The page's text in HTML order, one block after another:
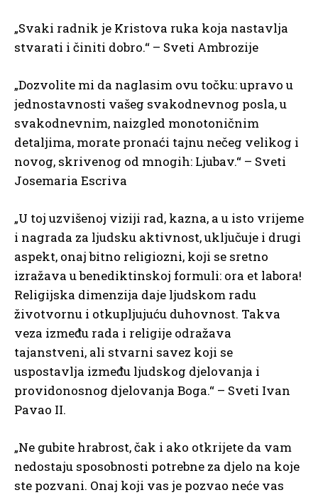
„Svaki radnik je Kristova ruka koja nastavlja
stvarati i činiti dobro.“ – Sveti Ambrozije
„Dozvolite mi da naglasim ovu točku: upravo u
jednostavnosti vašeg svakodnevnog posla, u
svakodnevnim, naizgled monotoničnim
detaljima, morate pronaći tajnu nečeg velikog i
novog, skrivenog od mnogih: Ljubav.“ – Sveti
Josemaria Escriva
„U toj uzvišenoj viziji rad, kazna, a u isto vrijeme
i nagrada za ljudsku aktivnost, uključuje i drugi
aspekt, onaj bitno religiozni, koji se sretno
izražava u benediktinskoj formuli: ora et labora!
Religijska dimenzija daje ljudskom radu
životvornu i otkupljujuću duhovnost. Takva
veza između rada i religije odražava
tajanstveni, ali stvarni savez koji se
uspostavlja između ljudskog djelovanja i
providonosnog djelovanja Boga.“ – Sveti Ivan
Pavao II.
„Ne gubite hrabrost, čak i ako otkrijete da vam
nedostaju sposobnosti potrebne za djelo na koje
ste pozvani. Onaj koji vas je pozvao neće vas